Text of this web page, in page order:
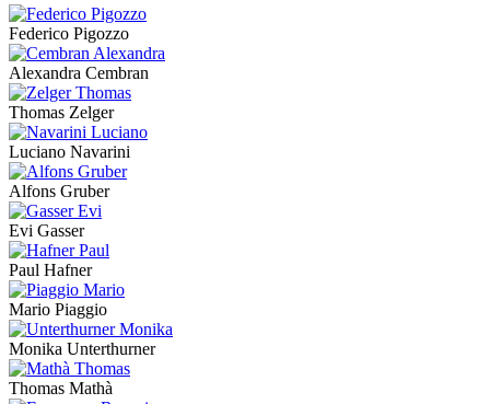
Federico Pigozzo
Alexandra Cembran
Thomas Zelger
Luciano Navarini
Alfons Gruber
Evi Gasser
Paul Hafner
Mario Piaggio
Monika Unterthurner
Thomas Mathà